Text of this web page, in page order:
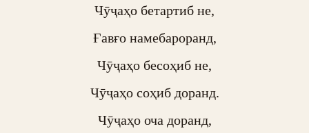
Чӯҷаҳо бетартиб не,
Ғавғо намебароранд,
Чӯҷаҳо бесоҳиб не,
Чӯҷаҳо соҳиб доранд.
Чӯҷаҳо оча доранд,